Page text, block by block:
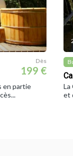
Dès
199 €
en partie
La
et